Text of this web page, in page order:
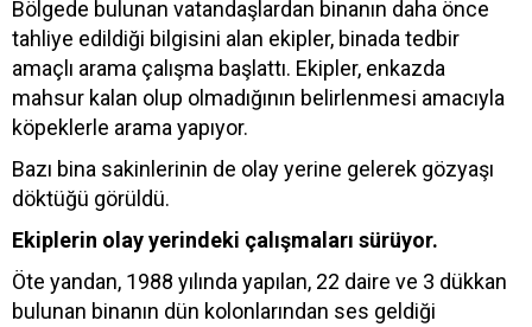
Bölgede bulunan vatandaşlardan binanın daha önce
tahliye edildiği bilgisini alan ekipler, binada tedbir
amaçlı arama çalışma başlattı. Ekipler, enkazda
mahsur kalan olup olmadığının belirlenmesi amacıyla
köpeklerle arama yapıyor.
Bazı bina sakinlerinin de olay yerine gelerek gözyaşı
döktüğü görüldü.
Ekiplerin olay yerindeki çalışmaları sürüyor.
Öte yandan, 1988 yılında yapılan, 22 daire ve 3 dükkan
bulunan binanın dün kolonlarından ses geldiği